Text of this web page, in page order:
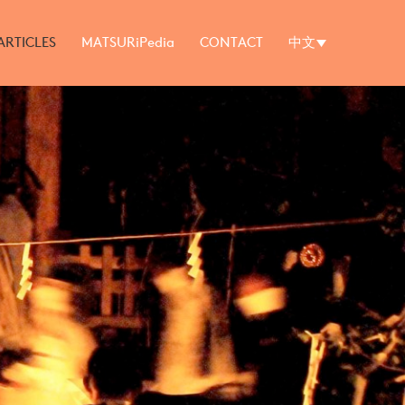
MATSURiPedia CONTACT 中文